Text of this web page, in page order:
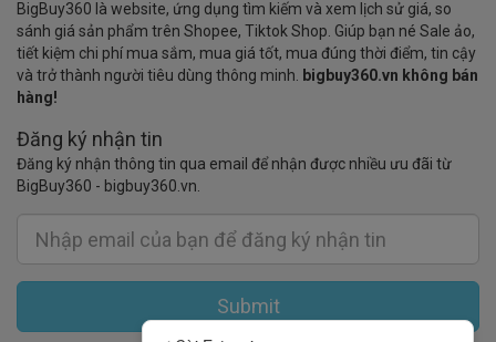
BigBuy360 là website, ứng dụng tìm kiếm và xem lịch sử giá, so
sánh giá sản phẩm trên Shopee, Tiktok Shop. Giúp bạn né Sale ảo,
tiết kiệm chi phí mua sắm, mua giá tốt, mua đúng thời điểm, tin cậy
và trở thành người tiêu dùng thông minh. bigbuy360.vn không bán
hàng!
Đăng ký nhận tin
Đăng ký nhận thông tin qua email để nhận được nhiều ưu đãi từ
BigBuy360 - bigbuy360.vn.
Submit